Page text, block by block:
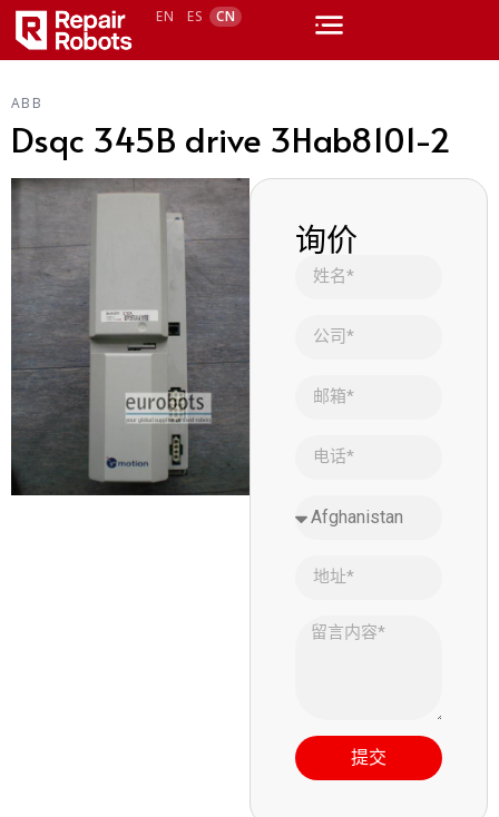
EN ES CN
ABB
Dsqc 345B drive 3Hab8101-2
询价
提交